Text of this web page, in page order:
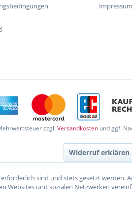
Impressum
zzgl.Versandkostenund ggf.
Widerruf erklären
sind und stets gesetzt werden.
und sozialen Netzwerken